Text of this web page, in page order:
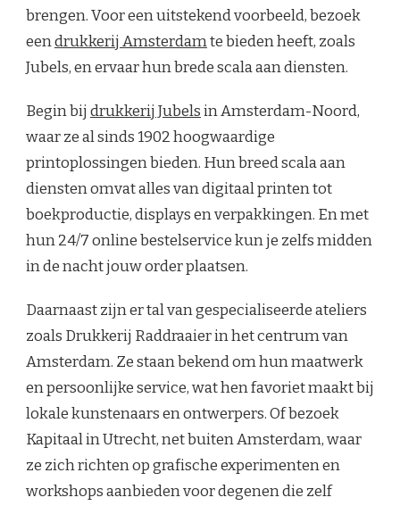
brengen. Voor een uitstekend voorbeeld, bezoek
eendrukkerij Amsterdamte bieden heeft, zoals
Jubels, en ervaar hun brede scala aan diensten.
Begin bij drukkerij Jubelsin Amsterdam-Noord,
waar ze al sinds 1902 hoogwaardige
printoplossingen bieden. Hun breed scala aan
diensten omvat alles van digitaal printen tot
boekproductie, displays en verpakkingen. En met
hun 24/7 online bestelservice kun je zelfs midden
in de nacht jouw order plaatsen.
Daarnaast zijn er tal van gespecialiseerde ateliers
zoals Drukkerij Raddraaier in het centrum van
Amsterdam. Ze staan bekend om hun maatwerk
en persoonlijke service, wat hen favoriet maakt bij
lokale kunstenaars en ontwerpers. Of bezoek
Kapitaal in Utrecht, net buiten Amsterdam, waar
ze zich richten op grafische experimenten en
workshops aanbieden voor degenen die zelf